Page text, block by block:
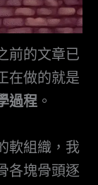
前的文章已
在做的就是
過程 。
軟組織，我
各塊骨頭逐